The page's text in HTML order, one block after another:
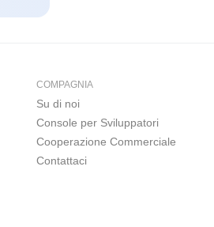
COMPAGNIA
Su di noi
Console per Sviluppatori
Cooperazione Commerciale
Contattaci